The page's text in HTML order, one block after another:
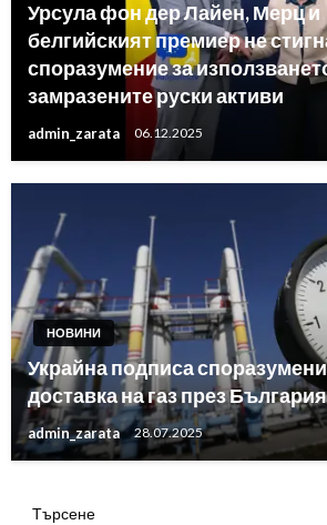
Урсула фон дер Лайен, Мерц и
белгийският премиер не
споразумение за
замразените руски активи
admin_zarata 06.12.2025
НОВИНИ
Украйна подписа
доставка на газ през България
admin_zarata 28.07.2025
Търсене